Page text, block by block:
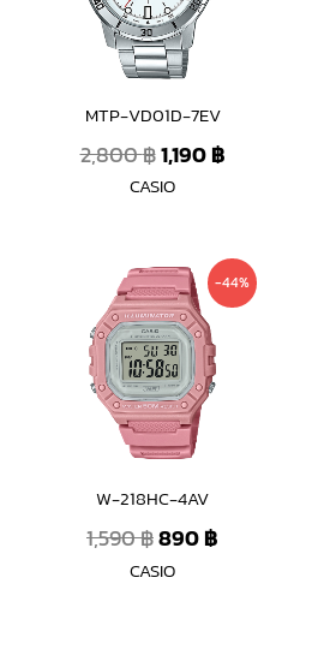
MTP-VD01D-7EV
2,800฿1,190฿
CASIO
-44%
W-218HC-4AV
1,590฿
Original
price
was:
1,590 ฿.
890฿
Current
price
CASIO